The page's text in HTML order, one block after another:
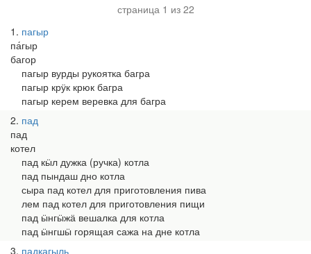
страница 1 из 22
1 пагыр
па́гыр
багор
пагыр вурды рукоятка багра
пагыр крӱк крюк багра
пагыр керем веревка для багра
2 пад
пад
котел
пад кӹл дужка (ручка) котла
пад пындаш дно котла
сыра пад котел для приготовления пива
лем пад котел для приготовления пищи
пад ӹнгӹжӓ вешалка для котла
пад ӹнгшӹ горящая сажа на дне котла
3 падкагыль